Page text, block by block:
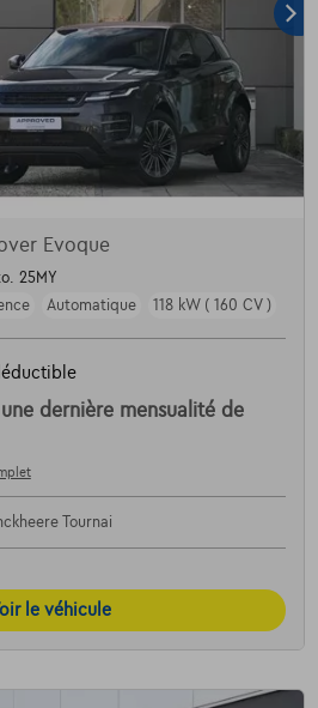
Evoque
25MY
Automatique 118 kW ( 160 CV )
dernière mensualité de
Tournai
le véhicule